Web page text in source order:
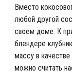
Вместо
любой другой
своем доме. К
блендере
массу в качестве
можно считать